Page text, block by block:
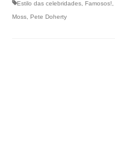
Estilo das celebridades, Famosos!,
Moss, Pete Doherty